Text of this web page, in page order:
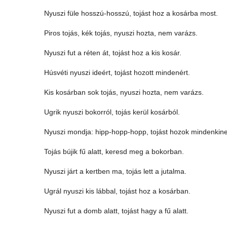
Nyuszi füle hosszú-hosszú, tojást hoz a kosárba most.
Piros tojás, kék tojás, nyuszi hozta, nem varázs.
Nyuszi fut a réten át, tojást hoz a kis kosár.
Húsvéti nyuszi ideért, tojást hozott mindenért.
Kis kosárban sok tojás, nyuszi hozta, nem varázs.
Ugrik nyuszi bokorról, tojás kerül kosárból.
Nyuszi mondja: hipp-hopp-hopp, tojást hozok
Tojás bújik fű alatt, keresd meg a bokorban.
Nyuszi járt a kertben ma, tojás lett a jutalma.
Ugrál nyuszi kis lábbal, tojást hoz a kosárban.
Nyuszi fut a domb alatt, tojást hagy a fű alatt.